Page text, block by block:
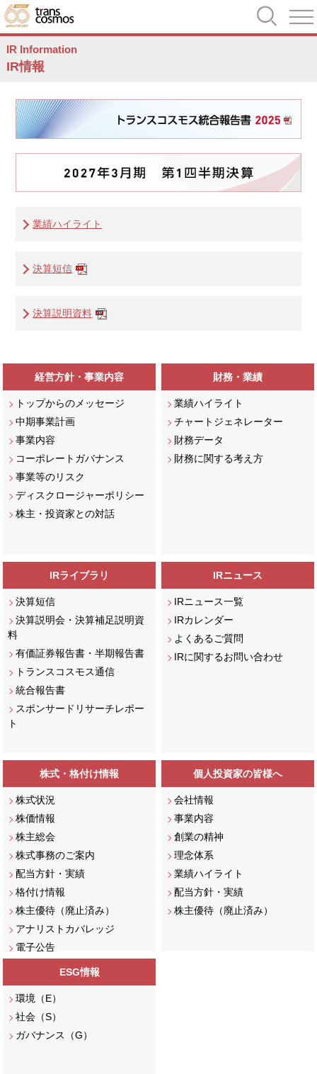
IR Information
IR情報
業績ハイライト
決算短信
決算説明資料
経営方針・事業内容
トップからのメッセージ
中期事業計画
事業内容
コーポレートガバナンス
事業等のリスク
ディスクロージャーポリシー
株主・投資家との対話
財務・業績
業績ハイライト
チャートジェネレーター
財務データ
財務に関する考え方
IRライブラリ
決算短信
決算説明会・決算補足説明資
料
有価証券報告書・半期報告書
トランスコスモス通信
統合報告書
スポンサードリサーチレポー
ト
IRニュース
IRニュース一覧
IRカレンダー
よくあるご質問
IRに関するお問い合わせ
株式・格付け情報
株式状況
株価情報
株主総会
株式事務のご案内
配当方針・実績
格付け情報
株主優待（廃止済み）
アナリストカバレッジ
電子公告
個人投資家の皆様へ
会社情報
事業内容
創業の精神
理念体系
業績ハイライト
配当方針・実績
株主優待（廃止済み）
ESG情報
環境（E）
社会（S）
ガバナンス（G）